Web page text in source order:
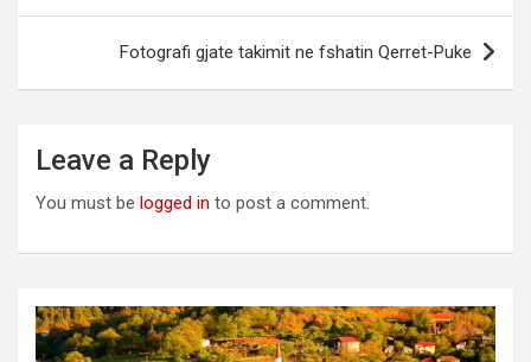
Fotografi gjate takimit ne fshatin Qerret-Puke
Leave a Reply
You must be logged in to post a comment.